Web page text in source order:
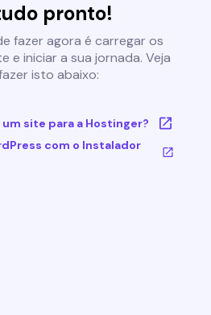
pronto!
fazer agora é carregar os
e iniciar a sua jornada. Veja
isto abaixo:
site para a Hostinger?
com o Instalador